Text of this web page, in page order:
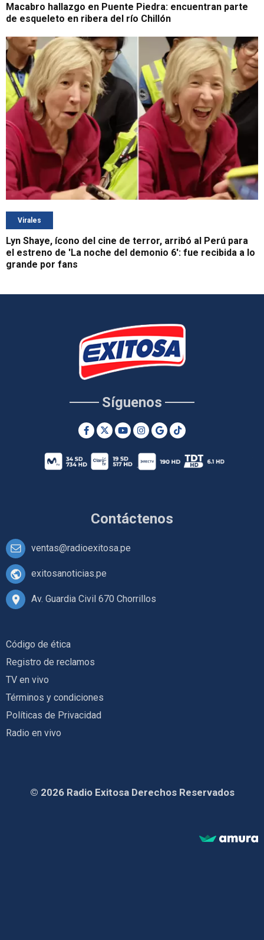
Macabro hallazgo en Puente Piedra: encuentran parte
de esqueleto en ribera del río Chillón
Virales
Lyn Shaye, ícono del cine de terror, arribó al Perú para
el estreno de 'La noche del demonio 6': fue recibida a lo
grande por fans
Contáctenos
ventas@radioexitosa.pe
exitosanoticias.pe
Av. Guardia Civil 670 Chorrillos
Síguenos
Código de ética
Registro de reclamos
TV en vivo
Términos y condiciones
Políticas de Privacidad
Radio en vivo
© 2026 Radio Exitosa Derechos Reservados